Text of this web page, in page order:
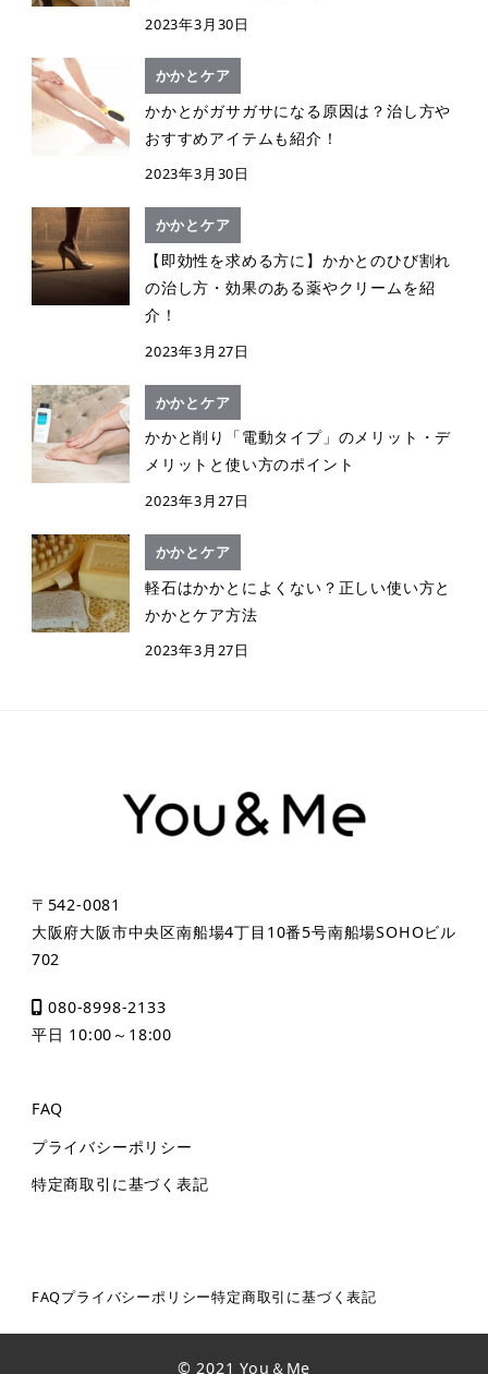
2023年3月30日
かかとケア
かかとがガサガサになる原因は？治し方や
おすすめアイテムも紹介！
2023年3月30日
かかとケア
【即効性を求める方に】かかとのひび割れ
の治し方・効果のある薬やクリームを紹
介！
2023年3月27日
かかとケア
かかと削り「電動タイプ」のメリット・デ
メリットと使い方のポイント
2023年3月27日
かかとケア
軽石はかかとによくない？正しい使い方と
かかとケア方法
2023年3月27日
〒542-0081
大阪府大阪市中央区南船場4丁目10番5号南船場SOHOビル
702
080-8998-2133
平日 10:00～18:00
FAQ
プライバシーポリシー
特定商取引に基づく表記
FAQプライバシーポリシー特定商取引に基づく表記
© 2021 You＆Me